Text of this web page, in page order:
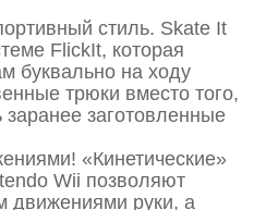
стиль. Skate It
FlickIt, которая
буквально на ходу
трюки вместо того,
заготовленные
«Кинетические»
Wii позволяют
движениями руки, а